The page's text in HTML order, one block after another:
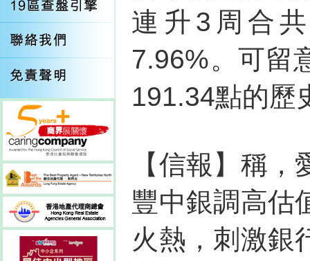
連升3周合
7.96%。可留
191.34點的歷
【信報】稱
豐中銀調高估
火熱，刺激銀